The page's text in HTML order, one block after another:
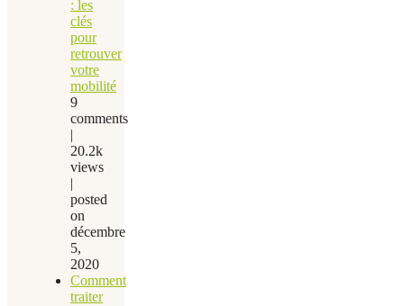
: les
clés
pour
retrouver
votre
mobilité
9
comments
|
20.2k
views
|
posted
on
décembre
5,
2020
Comment
traiter